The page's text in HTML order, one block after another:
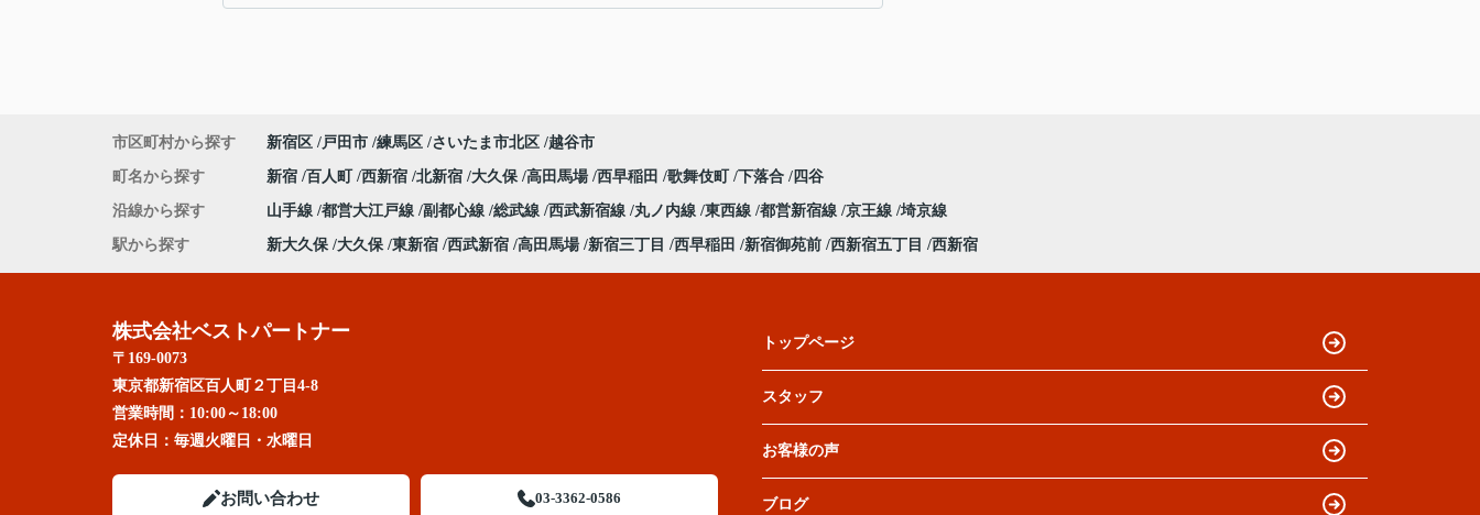
市区町村から探す 新宿区 戸田市 練馬区 さいたま市北区 越谷市
町名から探す 新宿 百人町 西新宿 北新宿 大久保 高田馬場 西早稲田 歌舞伎町 下落合 四谷
沿線から探す 山手線 都営大江戸線 副都心線 総武線 西武新宿線 丸ノ内線 東西線 都営新宿線 京王線 埼京線
駅から探す 新大久保 大久保 東新宿 西武新宿 高田馬場 新宿三丁目 西早稲田 新宿御苑前 西新宿五丁目 西新宿
株式会社ベストパートナー
〒169-0073
東京都新宿区百人町２丁目4-8
営業時間： 10:00～18:00
定休日： 毎週火曜日・水曜日
お問い合わせ 03-3362-0586
トップページ
スタッフ
お客様の声
ブログ